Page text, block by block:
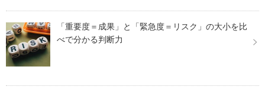
「重要度＝成果」と「緊急度＝リスク」の大小を比
べで分かる判断力